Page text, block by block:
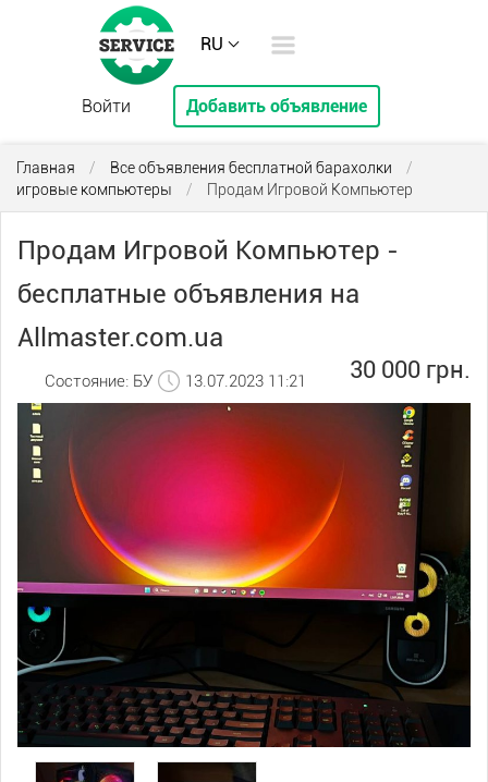
RU
Войти Добавить объявление
Главная / Все объявления бесплатной барахолки
/
игровые компьютеры
/ Продам Игровой Компьютер
Продам Игровой Компьютер -
бесплатные объявления на
Allmaster.com.ua
30 000 грн.
Состояние: БУ 13.07.2023 11:21